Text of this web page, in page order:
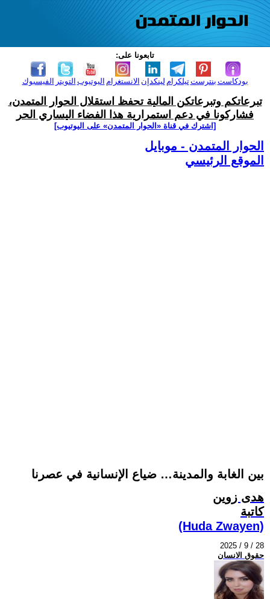
تابعونا على:
الفيسبوك التويتر اليوتيوب الانستغرام لينكدإن تيلكرامبنترست بودكاست
تبرعاتكم وتبرعاتكن المالية تحفظ استقلال الحوار المتمدن،
فشاركونا في دعم استمرارية هذا الفضاء اليساري الحر
[اشترك في قناة ‫«الحوار المتمدن» على اليوتيوب]
الحوار المتمدن - موبايل
الموقع الرئيسي
بين الغابة والمدينة… ضياع الإنسانية في عصرنا
هدى زوين
كاتبة
(Huda Zwayen)
2025 / 9 / 28
حقوق الانسان